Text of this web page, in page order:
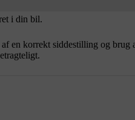
i din bil.
en korrekt siddestilling og brug